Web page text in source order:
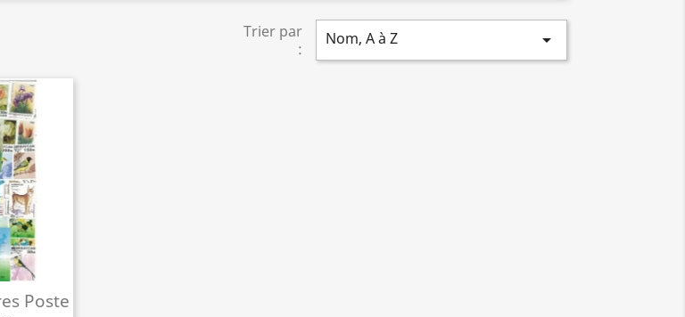
Trier par
:
Nom, A à Z 
Poste